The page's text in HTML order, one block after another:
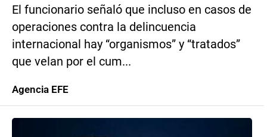
El funcionario señaló que incluso en casos de
operaciones contra la delincuencia
internacional hay “organismos” y “tratados”
que velan por el cum...
Agencia EFE